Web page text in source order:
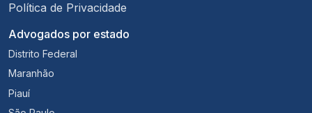
Política de Privacidade
Advogados por estado
Distrito Federal
Maranhão
Piauí